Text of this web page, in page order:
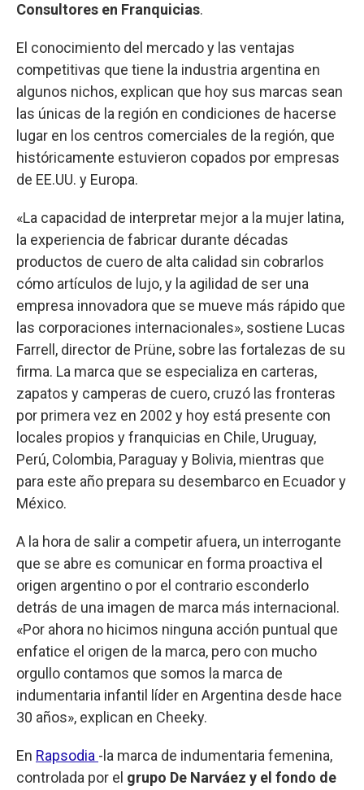
Consultores en Franquicias.
El conocimiento del mercado y las ventajas
competitivas que tiene la industria argentina en
algunos nichos, explican que hoy sus marcas sean
las únicas de la región en condiciones de hacerse
lugar en los centros comerciales de la región, que
históricamente estuvieron copados por empresas
de EE.UU. y Europa.
«La capacidad de interpretar mejor a la mujer latina,
la experiencia de fabricar durante décadas
productos de cuero de alta calidad sin cobrarlos
cómo artículos de lujo, y la agilidad de ser una
empresa innovadora que se mueve más rápido que
las corporaciones internacionales», sostiene Lucas
Farrell, director de Prüne, sobre las fortalezas de su
firma. La marca que se especializa en carteras,
zapatos y camperas de cuero, cruzó las fronteras
por primera vez en 2002 y hoy está presente con
locales propios y franquicias en Chile, Uruguay,
Perú, Colombia, Paraguay y Bolivia, mientras que
para este año prepara su desembarco en Ecuador y
México.
A la hora de salir a competir afuera, un interrogante
que se abre es comunicar en forma proactiva el
origen argentino o por el contrario esconderlo
detrás de una imagen de marca más internacional.
«Por ahora no hicimos ninguna acción puntual que
enfatice el origen de la marca, pero con mucho
orgullo contamos que somos la marca de
indumentaria infantil líder en Argentina desde hace
30 años», explican en Cheeky.
En Rapsodia -la marca de indumentaria femenina,
controlada por el grupo De Narváez y el fondo de